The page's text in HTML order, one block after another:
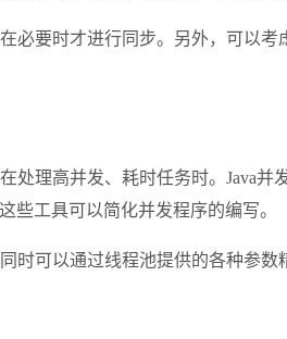
要时才进行同步。另外，可以考
处理高并发、耗时任务时。Java并
些工具可以简化并发程序的编写。
时可以通过线程池提供的各种参